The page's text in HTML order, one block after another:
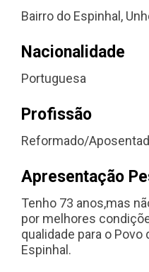
Bairro do Espinhal,
Nacionalidade
Portuguesa
Profissão
Reformado/
Apresentação
Tenho 73 anos,mas
por melhores
qualidade para o Povo
Espinhal.